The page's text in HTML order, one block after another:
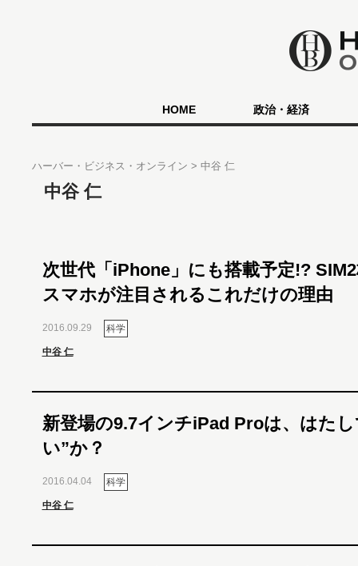
HOME 政治・経済
ハーバー・ビジネス・オンライン 中谷 仁
中谷 仁
次世代「iPhone」にも搭載予定!?
スマホが注目されるこれだけの理由
2016.09.29 科学
中谷 仁
新登場の9.7インチiPad Proは、はたし
い”か？
2016.04.04 科学
中谷 仁